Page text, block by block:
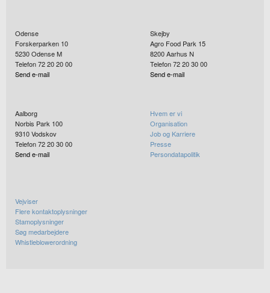
Odense
Forskerparken 10
5230Odense M
Telefon 72 20 20 00
Send e-mail
Skejby
Agro Food Park 15
8200Aarhus N
Telefon 72 20 30 00
Send e-mail
Aalborg
Norbis Park 100
9310Vodskov
Telefon 72 20 30 00
Send e-mail
Hvem er vi
Organisation
Job og Karriere
Presse
Persondatapolitik
Vejviser
Flere kontaktoplysninger
Stamoplysninger
Søg medarbejdere
Whistleblowerordning